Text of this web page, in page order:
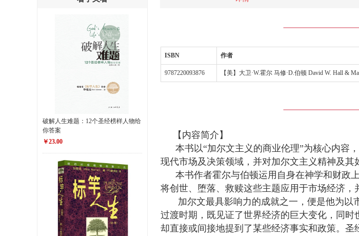
破解人生难题：12个圣经榜样人物给
你答案
￥23.00
ISBN 作者
9787220093876 【美】大卫·W.霍尔 马修·D.伯顿 David W. Hall &
【内容简介】
本书以“加尔文主义的商业伦理”为核心内容
现代市场及决策领域，并对加尔文主义精神及其
本书作者霍尔与伯顿运用自身在神学和财政
将创世、堕落、救赎这些主题应用于市场经济，
加尔文最具影响力的成就之一，便是他为
过渡时期，既见证了世界经济的巨大变化，同
却直接或间接地提到了某些经济事实和政策。